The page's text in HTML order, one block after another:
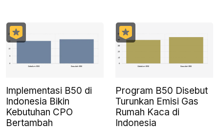
Implementasi B50 di
Indonesia Bikin
Kebutuhan CPO
Bertambah
Program B50 Disebut
Turunkan Emisi Gas
Rumah Kaca di
Indonesia